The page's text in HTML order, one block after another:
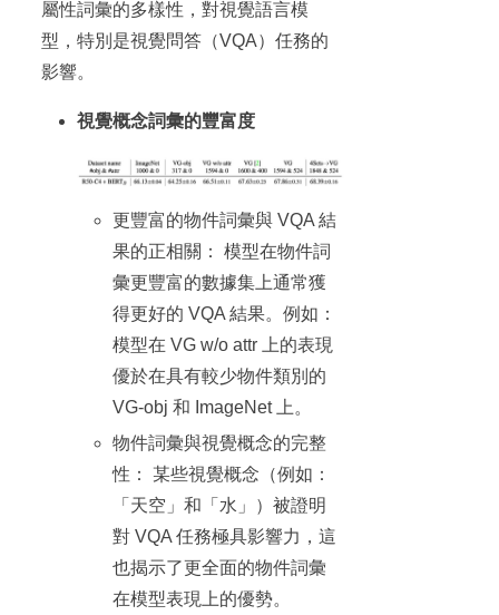
屬性詞彙的多樣性，對視覺語言模
型，特別是視覺問答（VQA）任務的
影響。
視覺概念詞彙的豐富度
更豐富的物件詞彙與 VQA 結
果的正相關： 模型在物件詞
彙更豐富的數據集上通常獲
得更好的 VQA 結果。例如：
模型在 VG w/o attr 上的表現
優於在具有較少物件類別的
VG-obj 和 ImageNet 上。
物件詞彙與視覺概念的完整
性： 某些視覺概念（例如：
「天空」和「水」）被證明
對 VQA 任務極具影響力，這
也揭示了更全面的物件詞彙
在模型表現上的優勢。